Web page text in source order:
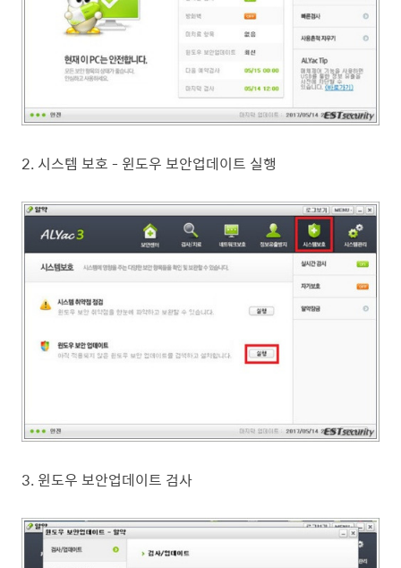
2. 시스템 보호 - 윈도우 보안업데이트 실행
3. 윈도우 보안업데이트 검사